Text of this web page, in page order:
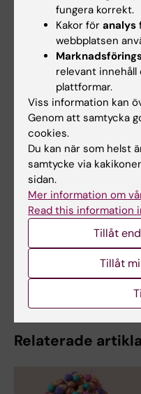
meningsfullt att
meriterade
kommer med stort
arbete, säger
Tags
Donation
Mag- och
Uppdaterad av:
Anne Hammarskjöld
Dela
Relaterade
fungera korrekt.
Kakor för analys
webbplatsen
relevant
plattformar.
Viss information kan
Genom att samtycka
cookies.
Du kan när som helst
samtycke via
sidan.
Mer information om
Read this information
Tillåt
Tillåt